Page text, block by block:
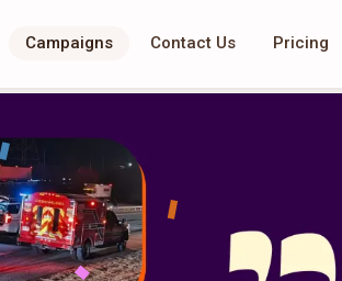
Campaigns Contact Us Pricing